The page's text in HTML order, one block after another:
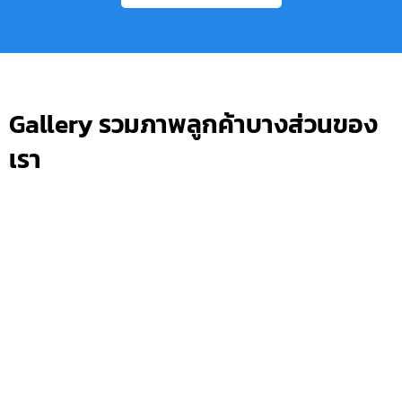
Gallery รวมภาพลูกค้าบางส่วนของ
เรา